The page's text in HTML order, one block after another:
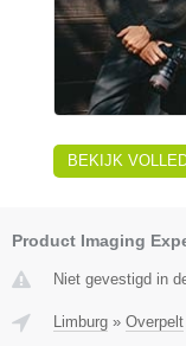
BEKIJK
Product Imaging
Niet gevestigd in
Limburg » Overpelt